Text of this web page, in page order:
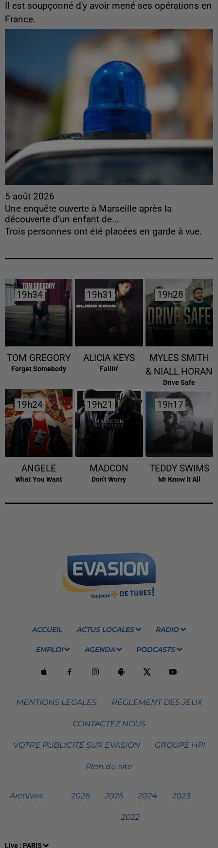
Live : PARIS
Il est soupçonné d'y avoir mené ses opérations en
France.
5 août 2026
Une enquête ouverte à Marseille après la
découverte d’un enfant de...
Trois personnes ont été placées en garde à vue.
19h34
19h34
TOM GREGORY
Forget Somebody
19h31
19h31
ALICIA KEYS
Fallin'
19h28
19h28
MYLES SMITH
& NIALL HORAN
Drive Safe
19h24
19h24
ANGELE
What You Want
19h21
19h21
MADCON
Don't Worry
19h17
19h17
TEDDY SWIMS
Mr Know It All
ACCUEIL ACTUS LOCALES RADIO
EMPLOI AGENDA PODCASTS
MENTIONS LEGALES RÈGLEMENT DES JEUX
CONTACTEZ NOUS
VOTRE PUBLICITÉ SUR EVASION GROUPE HPI
Plan du site
Archives 2026 2025 2024 2023
2022